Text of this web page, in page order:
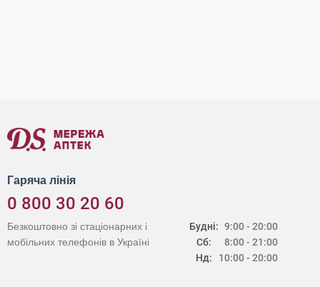
Гаряча лінія
0 800 30 20 60
Будні:
Сб:
Нд:
9:00 - 20:00
8:00 - 21:00
10:00 - 20:00
Безкоштовно зі стаціонарних і
мобільних телефонів в Україні